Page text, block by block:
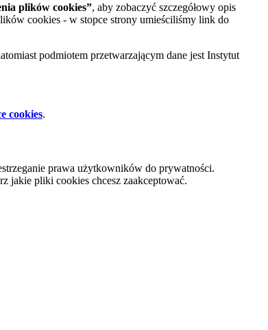
plików cookies”, aby zobaczyć szczegółowy opis
cookies - w stopce strony umieściliśmy link do
podmiotem przetwarzającym dane jest Instytut
cookies.
prawa użytkowników do prywatności.
jakie pliki cookies chcesz zaakceptować.